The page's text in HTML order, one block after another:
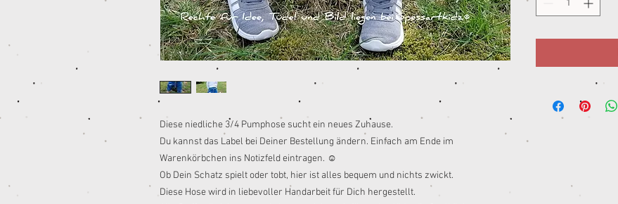
Diese niedliche 3/4 Pumphose sucht ein neues Zuhause.
Du kannst das Label bei Deiner Bestellung ändern. Einfach am Ende im
Warenkörbchen ins Notizfeld eintragen. ☺️
Ob Dein Schatz spielt oder tobt, hier ist alles bequem und nichts zwickt.
Diese Hose wird in liebevoller Handarbeit für Dich hergestellt.